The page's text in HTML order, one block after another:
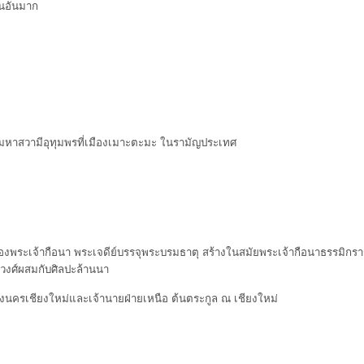
อันมาก
าสวามีอุทุมพรที่เมืองเมาะตะมะ ในรามัญประเทศ
ระเจ้ากือนา พระเจดีย์บรรจุพระบรมธาตุ สร้างในสมัยพระเจ้ากือนาธรรมิกร
งศ์ผสมกับศิลปะล้านนา
นครเชียงใหม่และเจ้านายฝ่ายเหนือ ต้นตระกูล ณ เชียงใหม่